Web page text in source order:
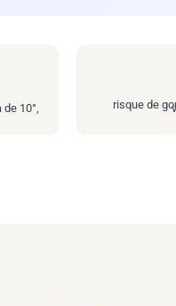
10°, risque de